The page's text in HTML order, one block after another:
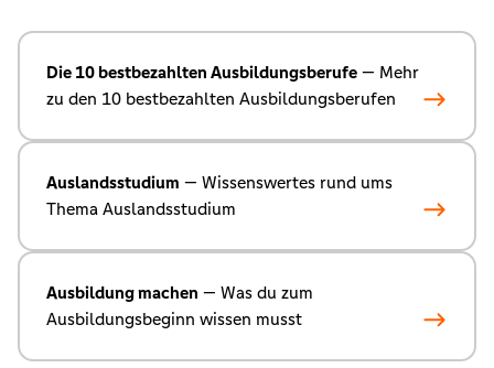
Die 10 bestbezahlten Ausbildungsberufe — Mehr
zu den 10 bestbezahlten Ausbildungsberufen
Auslandsstudium — Wissenswertes rund ums
Thema Auslandsstudium
Ausbildung machen — Was du zum
Ausbildungsbeginn wissen musst